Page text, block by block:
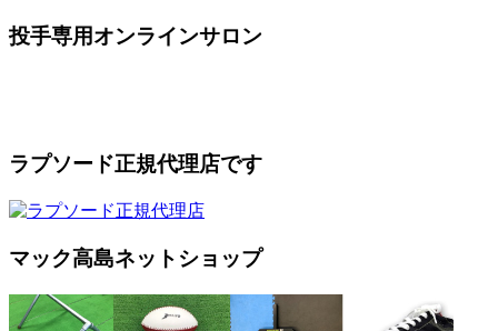
投手専用オンラインサロン
ラプソード正規代理店です
マック高島ネットショップ